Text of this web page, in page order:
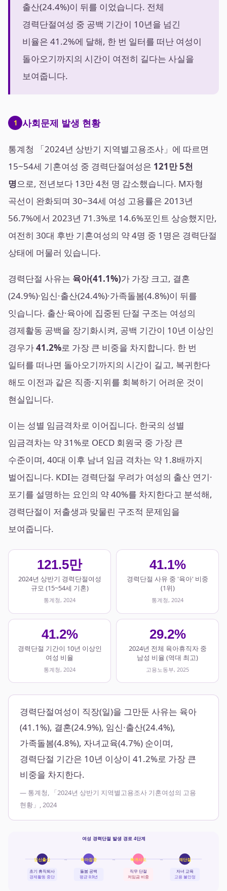
출산(24.4%)이 뒤를 이었습니다. 전체
경력단절여성 중 공백 기간이 10년을 넘긴
비율은 41.2%에 달해, 한 번 일터를 떠난 여성이
돌아오기까지의 시간이 여전히 길다는 사실을
보여줍니다.
1 사회문제 발생 현황
통계청 「2024년 상반기 지역별고용조사」에 따르면
15~54세 기혼여성 중 경력단절여성은 121만 5천
명으로, 전년보다 13만 4천 명 감소했습니다. M자형
곡선이 완화되며 30~34세 여성 고용률은 2013년
56.7%에서 2023년 71.3%로 14.6%포인트 상승했지만,
여전히 30대 후반 기혼여성의 약 4명 중 1명은 경력단절
상태에 머물러 있습니다.
경력단절 사유는 육아(41.1%)가 가장 크고, 결혼
(24.9%)·임신·출산(24.4%)·가족돌봄(4.8%)이 뒤를
잇습니다. 출산·육아에 집중된 단절 구조는 여성의
경제활동 공백을 장기화시켜, 공백 기간이 10년 이상인
경우가41.2%로 가장 큰 비중을 차지합니다. 한 번
일터를 떠나면 돌아오기까지의 시간이 길고, 복귀한다
해도 이전과 같은 직종·지위를 회복하기 어려운 것이
현실입니다.
이는 성별 임금격차로 이어집니다. 한국의 성별
임금격차는 약 31%로 OECD 회원국 중 가장 큰
수준이며, 40대 이후 남녀 임금 격차는 약 1.8배까지
벌어집니다. KDI는 경력단절 우려가 여성의 출산 연기·
포기를 설명하는 요인의 약 40%를 차지한다고 분석해,
경력단절이 저출생과 맞물린 구조적 문제임을
보여줍니다.
121.5만
2024년 상반기 경력단절여성
규모 (15~54세 기혼)
통계청, 2024
41.1%
경력단절 사유 중 '육아' 비중
(1위)
통계청, 2024
41.2%
경력단절 기간이 10년 이상인
여성 비율
통계청, 2024
29.2%
2024년 전체 육아휴직자 중
남성 비율 (역대 최고)
고용노동부, 2025
경력단절여성이 직장(일)을 그만둔 사유는 육아
(41.1%), 결혼(24.9%), 임신·출산(24.4%),
가족돌봄(4.8%), 자녀교육(4.7%) 순이며,
경력단절 기간은 10년 이상이 41.2%로 가장 큰
비중을 차지한다.
— 통계청, 「2024년 상반기 지역별고용조사 기혼여성의 고용
현황」, 2024
여성 경력단절 발생 경로 4단계
임신출산
초기 휴직퇴사
경제활동 중단
→ 육아집중
돌봄 공백
평균 8.9년
→ 복귀시도
직무 단절
저임금 비중
→ 재단절
자녀 교육
고용 불안정